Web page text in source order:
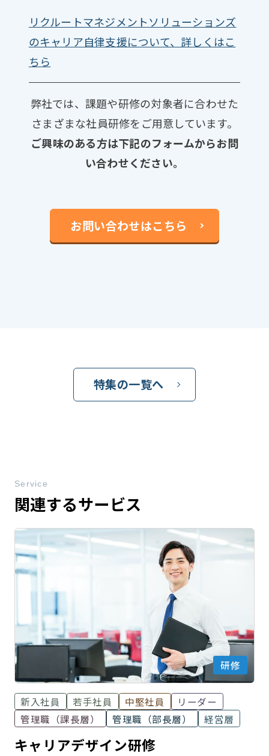
リクルートマネジメントソリューションズ
のキャリア自律支援について、詳しくはこ
ちら
弊社では、課題や研修の対象者に合わせた
さまざまな社員研修をご用意しています。
ご興味のある方は下記のフォームからお問
い合わせください。
お問い合わせはこちら
特集の一覧へ
関連するサービス
Service
研修
新入社員 若手社員 中堅社員
リーダー
管理職（課長層）
管理職（部長層） 経営層
キャリアデザイン研修